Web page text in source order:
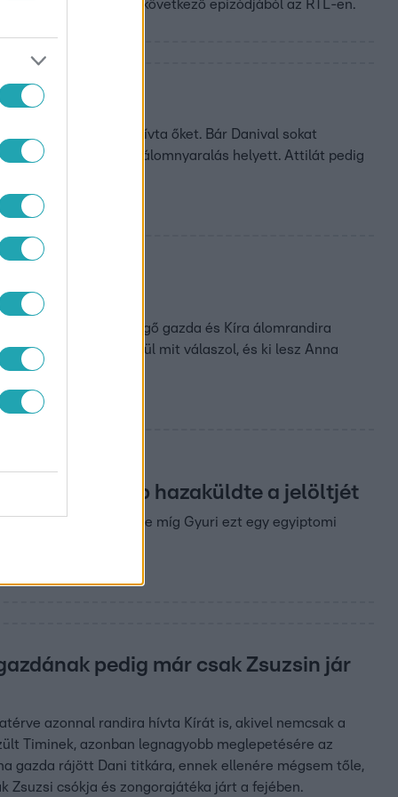
házasodna a gazda következő epizódjából az RTL-en.
mikor beszélgetni hívta őket. Bár Danival sokat
készült az álomnyaralás helyett. Attilát pedig
kit visz Korfura, Gergő gazda és Kíra álomrandira
Hogy Böbe végül mit válaszol, és ki lesz Anna
en.
aki inkább hazaküldte a jelöltjét
egymáshoz, de míg Gyuri ezt egy egyiptomi
pedig már csak Zsuzsin jár
azonnal randira hívta Kírát is, akivel nemcsak a
Timinek, azonban legnagyobb meglepetésére az
gazda rájött Dani titkára, ennek ellenére mégsem tőle,
Zsuzsi csókja és zongorajátéka járt a fejében.